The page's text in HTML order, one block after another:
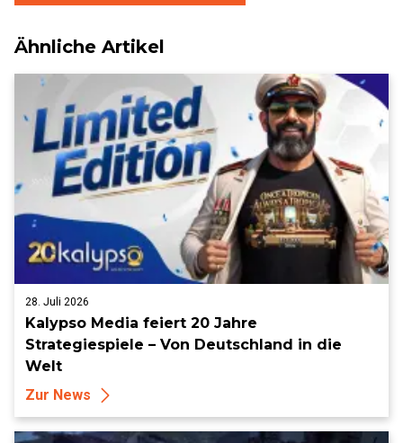
Ähnliche Artikel
28. Juli 2026
Kalypso Media feiert 20 Jahre
Strategiespiele – Von Deutschland in die
Welt
Zur News